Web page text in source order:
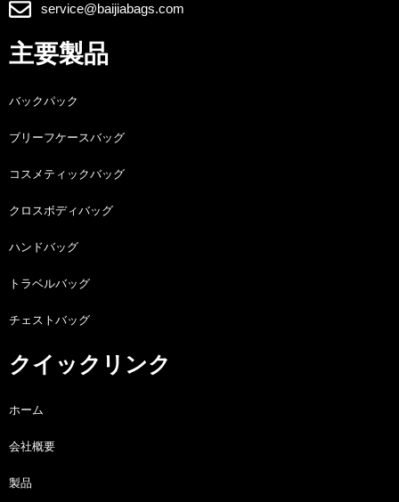
service@baijiabags.com
主要製品
バックパック
ブリーフケースバッグ
コスメティックバッグ
クロスボディバッグ
ハンドバッグ
トラベルバッグ
チェストバッグ
クイックリンク
ホーム
会社概要
製品